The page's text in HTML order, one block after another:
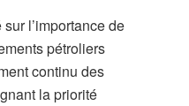
l’importance de
pétroliers
continu des
la priorité